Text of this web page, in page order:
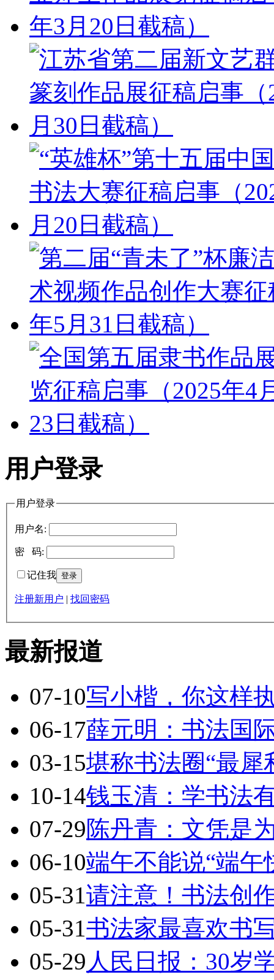
用户登录
用户登录
用户名:
密 码:
记住我
注册新用户 找回密码
最新报道
07-10写小楷，你这样
06-17薛元明：书法国
03-15堪称书法圈“最
10-14钱玉清：学书法
07-29陈丹青：文凭是
06-10端午不能说“端
05-31请注意！书法创
05-31书法家最喜欢书
05-29 人民日报：30岁